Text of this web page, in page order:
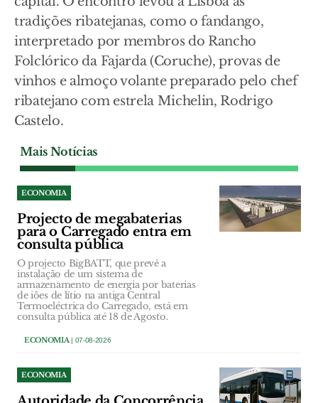
tradições ribatejanas, como o fandango,
interpretado por membros do Rancho
Folclórico da Fajarda (Coruche), provas de
vinhos e almoço volante preparado pelo chef
ribatejano com estrela Michelin, Rodrigo
Castelo.
Mais Notícias
ECONOMIA
Projecto de megabaterias
para o Carregado entra em
consulta pública
O projecto BigBATT, que prevê a
instalação de um sistema de
armazenamento de energia por baterias
de iões de lítio na antiga Central
Termoeléctrica do Carregado, está em
consulta pública até 18 de Agosto.
ECONOMIA| 07-08-2026
ECONOMIA